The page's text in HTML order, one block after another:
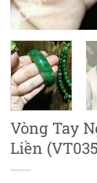
Vòng Tay
Liền